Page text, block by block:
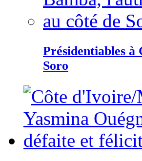
Présidentiables
Soro